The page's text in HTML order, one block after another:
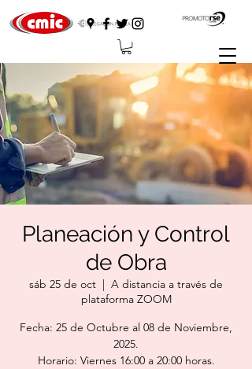
Planeación y Control
de Obra
sáb 25 de oct
  |
A distancia a través de
plataforma ZOOM
Fecha: 25 de Octubre al 08 de Noviembre,
2025.
Horario: Viernes 16:00 a 20:00 horas.